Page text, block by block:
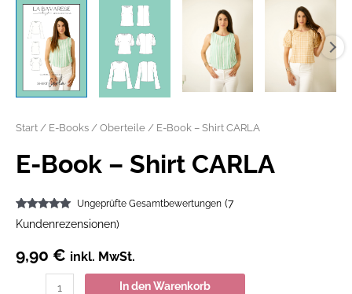
Start / E-Books / Oberteile / E-Book – Shirt CARLA
E-Book – Shirt CARLA
Bewertet mit
5.00von 5,
auf
7
Kundenbewertungen
Ungeprüfte Gesamtbewertungen (7
Kundenrezensionen)
9,90 € inkl. MwSt.
In den Warenkorb